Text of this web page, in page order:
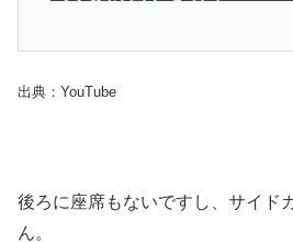
出典：YouTube
後ろに座席もないですし、サイド
ん。